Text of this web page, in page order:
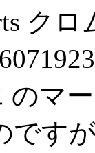
ク
のマ
です